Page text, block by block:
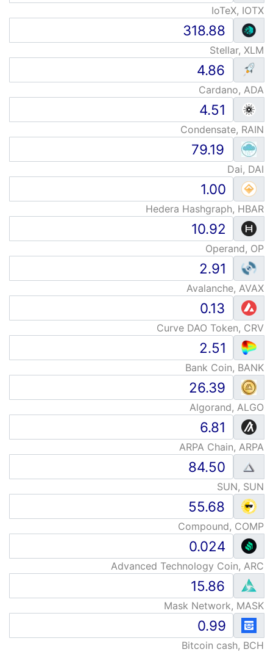
IoTeX, IOTX
Stellar, XLM
Cardano, ADA
Condensate, RAIN
Dai, DAI
Hedera Hashgraph, HBAR
Operand, OP
Avalanche, AVAX
Curve DAO Token, CRV
Bank Coin, BANK
Algorand, ALGO
ARPA Chain, ARPA
SUN, SUN
Compound, COMP
Advanced Technology Coin, ARC
Mask Network, MASK
Bitcoin cash, BCH